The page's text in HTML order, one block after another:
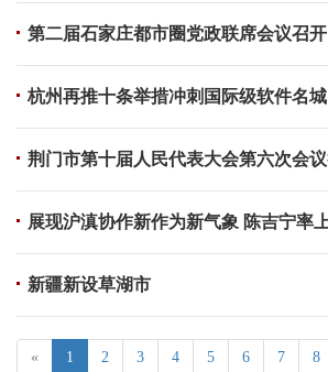
第二届石家庄都市圈党政联席会议召开
杭州再推十条举措冲刺国际级软件名城
新疆新设草湖市
« 1 2 3 4 5 6 7 8